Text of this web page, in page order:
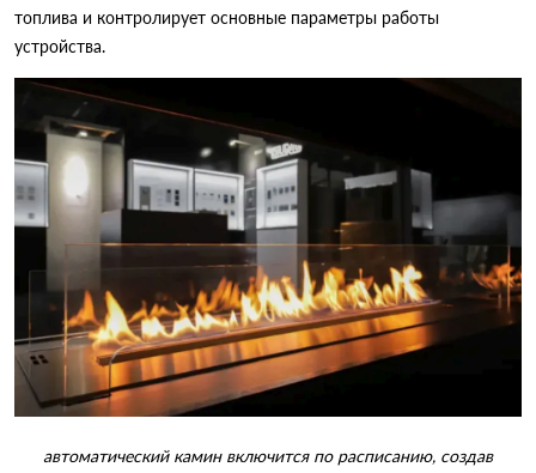
топлива и контролирует основные параметры работы
устройства.
автоматический камин включится по расписанию, создав